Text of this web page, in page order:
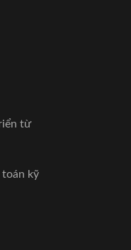
từ
toán kỹ